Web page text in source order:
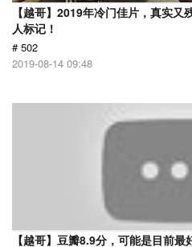
【越哥】2019年冷门佳片，真实
人标记！
# 502
2019-08-14 09:48
【越哥】豆瓣8.9分，可能是目前